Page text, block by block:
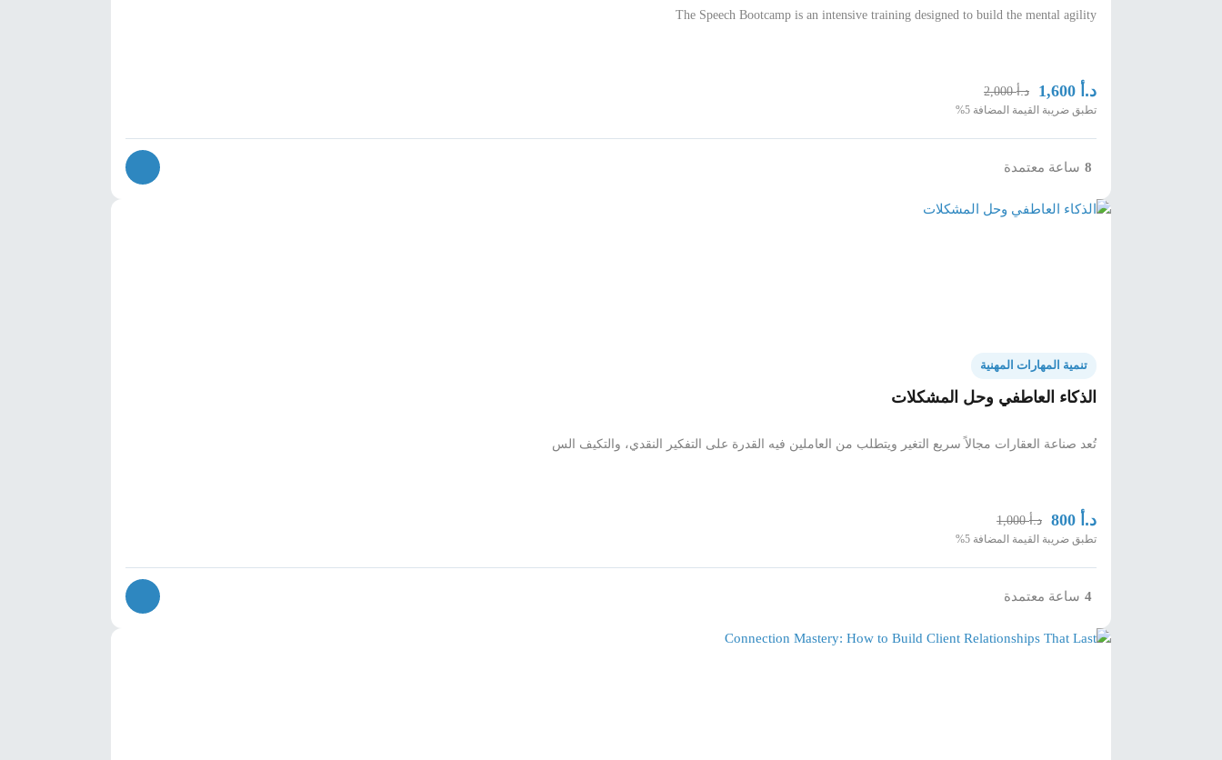
The Speech Bootcamp is an intensive training designed to build the mental agility
د.أ د.أ2,000
تطبق ضريبة القيمة المضافة 5%
8 ساعة معتمدة
تنمية المهارات المهنية
الذكاء العاطفي وحل المشكلات
تُعد صناعة العقارات مجالاً سريع التغير ويتطلب من العاملين فيه القدرة على التفكير النقدي، والتكيف الس
د.أ د.أ1,000
تطبق ضريبة القيمة المضافة 5%
4 ساعة معتمدة